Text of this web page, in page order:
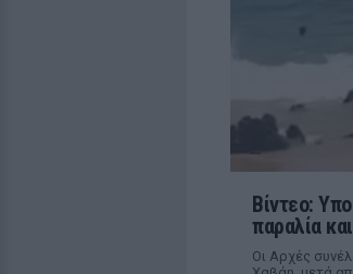
Βίντεο:
παραλία
Οι Αρχές